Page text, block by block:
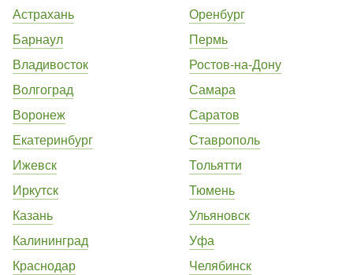
Астрахань
Барнаул
Владивосток
Волгоград
Воронеж
Екатеринбург
Ижевск
Иркутск
Казань
Калининград
Краснодар
Оренбург
Пермь
Ростов-на-Дону
Самара
Саратов
Ставрополь
Тольятти
Тюмень
Ульяновск
Уфа
Челябинск